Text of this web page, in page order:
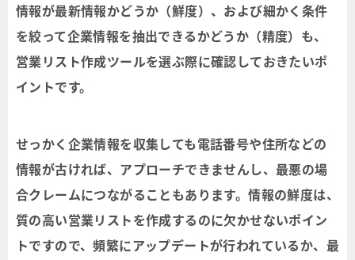
情報が最新情報かどうか（鮮度）、および細かく条件
を絞って企業情報を抽出できるかどうか（精度）も、
営業リスト作成ツールを選ぶ際に確認しておきたいポ
イントです。
せっかく企業情報を収集しても電話番号や住所などの
情報が古ければ、アプローチできませんし、最悪の場
合クレームにつながることもあります。情報の鮮度は、
質の高い営業リストを作成するのに欠かせないポイン
トですので、頻繁にアップデートが行われているか、最